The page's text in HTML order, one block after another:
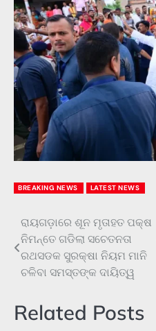
BREAKING NEWS LATEST NEWS
Post
navigation
ରାୟଗଡ଼ାରେ ଶୂନ ମୃତାହତ ପକ୍ଷ
ନିମନ୍ତେ ଗଡିଲା ସଚେତନତା
ରଥସଡକ ସୁରକ୍ଷା ନିୟମ ମାନି
ଚଳିବା ସମସ୍ତଙ୍କ ଦାୟିତ୍ୱ
Related Posts